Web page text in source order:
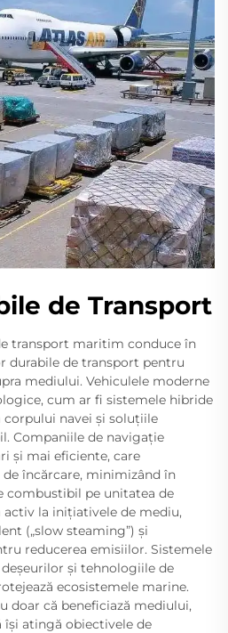
de Transport
transport maritim conduce în
durabile de transport pentru
mediului. Vehiculele moderne
cum ar fi sistemele hibride
navei și soluțiile
Companiile de navigație
și mai eficiente, care
încărcare, minimizând în
combustibil pe unitatea de
la inițiativele de mediu,
(„slow steaming”) și
reducerea emisiilor. Sistemele
și tehnologiile de
ecosistemele marine.
doar că beneficiază mediului,
își atingă obiectivele de